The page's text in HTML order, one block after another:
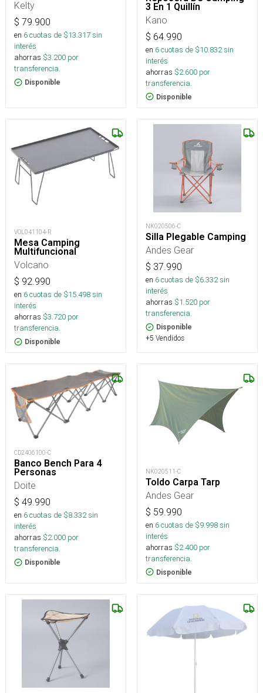
Kelty
$ 79.900
en 6cuotas de $13.317sin
interés
ahorras $3.200 por
transferencia.
Disponible
3 En 1 Quillín
Kano
$ 64.990
en 6cuotas de $10.832sin
interés
ahorras $2.600 por
transferencia.
Disponible
VOL041104-R
Mesa Camping
Multifuncional
Volcano
$ 92.990
en 6cuotas de $15.498sin
interés
ahorras $3.720 por
transferencia.
Disponible
NK020506-C
Silla Plegable Camping
Andes Gear
$ 37.990
en 6cuotas de $6.332sin
interés
ahorras $1.520 por
transferencia.
Disponible
+5 Vendidos
CD2406100-C
Banco Bench Para 4
Personas
Doite
$ 49.990
en 6cuotas de $8.332sin
interés
ahorras $2.000 por
transferencia.
Disponible
NK020511-C
Toldo Carpa Tarp
Andes Gear
$ 59.990
en 6cuotas de $9.998sin
interés
ahorras $2.400 por
transferencia.
Disponible